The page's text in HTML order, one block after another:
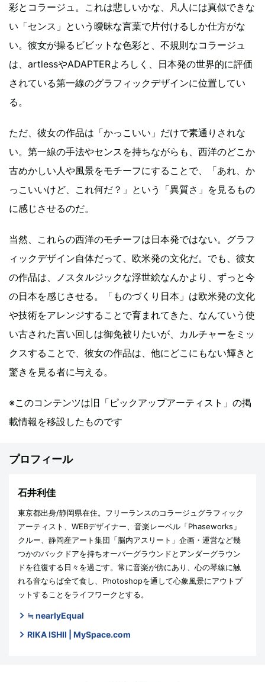
彩とコラージュ。これは悲しいかな、凡人には真似できな
い「センス」という曖昧な言葉で片付けるしか仕方がな
い。彼女が操るビビットな色彩と、不規則なコラージュ
は、artlessやADAPTERよろしく、日本発の世界的に評価
されている第一線のグラフィックデザインに位置してい
る。
ただ、彼女の作品は「かっこいい」だけで素通りされな
い。第一線の手法やセンスを持ちながらも、西洋のどこか
古めかしい人や風景をモチーフにすることで、「あれ、か
っこいいけど、これ何だ？」という「異質さ」を見るもの
に感じさせるのだ。
当然、これらの西洋のモチーフは日本発ではない。グラフ
ィックデザイン自体だって、欧米発の文化だ。でも、彼女
の作品は、ノスタルジックな浮世絵なんかより、ずっと今
の日本を感じさせる。「ものづくり日本」は欧米発の文化
や技術をアレンジすることで育まれてきた、なんていう使
い古された言い回しは御免被りたいが、カルチャーをミッ
クスすることで、彼女の作品は、他にどこにもない輝きと
驚きを見る者に与える。
※このコンテンツは旧「ピックアップアーティスト」の掲
載情報を移設したものです
プロフィール
石井利佳
東京都出身/静岡県在住。フリーランスのコラージュグラフィック
アーティスト、WEBデザイナー、音楽レーベル「Phaseworks」
クルー、静岡産アート集団「脳内アスリート」企画・運営など幾
つかのバックドアを持ちオーバーグラウンドとアンダーグラウン
ドを往復する日々を過ごす。常に音楽が傍にあり、心の琴線に触
れる音ならば全て食し、Photoshopを通して心象風景にアウトプ
ットすることをライフワークとする。
≒ nearlyEqual
RIKA ISHII | MySpace.com